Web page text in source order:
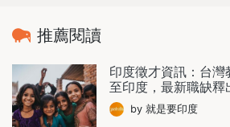
推薦閱讀
印度徵才資訊：台
至印度，最新職缺釋
by 就是要印度